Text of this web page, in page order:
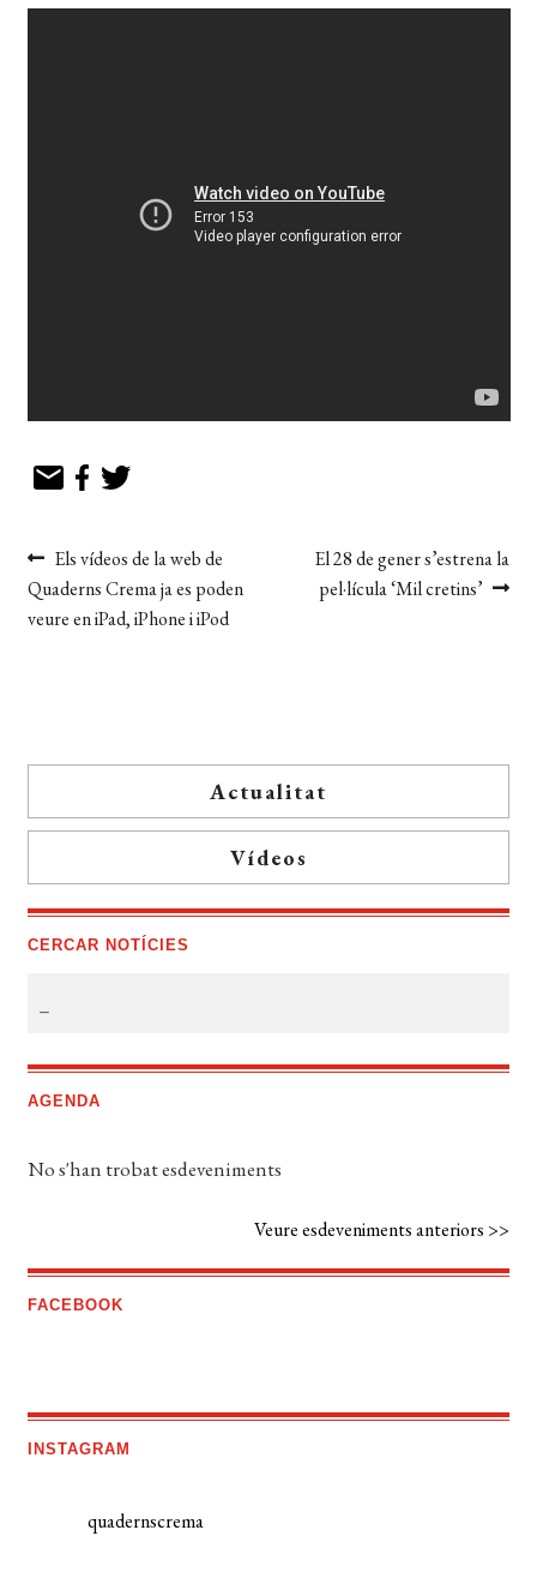
Navegació
d'entrades
Entrada
anterior:
Els vídeos de la web de
Quaderns Crema ja es poden
veure en iPad, iPhone i iPod
Pròxima
entrada:
El 28 de gener s’estrena la
pel·lícula ‘Mil cretins’
Actualitat
Vídeos
CERCAR NOTÍCIES
AGENDA
No s'han trobat esdeveniments
Veure esdeveniments anteriors >>
FACEBOOK
INSTAGRAM
quadernscrema